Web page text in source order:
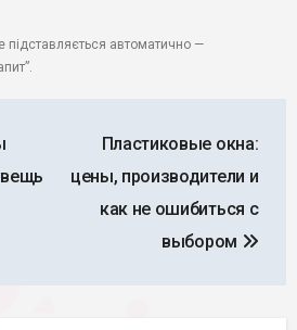
підставляється автоматично —
вещь
Пластиковые окна:
цены, производители и
как не ошибиться с
выбором